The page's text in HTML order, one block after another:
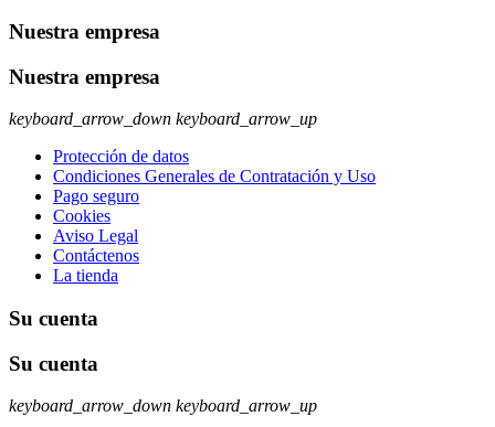
Nuestra empresa
Nuestra empresa
keyboard_arrow_down keyboard_arrow_up
Protección de datos
Condiciones Generales de Contratación y Uso
Pago seguro
Cookies
Aviso Legal
Contáctenos
La tienda
Su cuenta
Su cuenta
keyboard_arrow_down keyboard_arrow_up